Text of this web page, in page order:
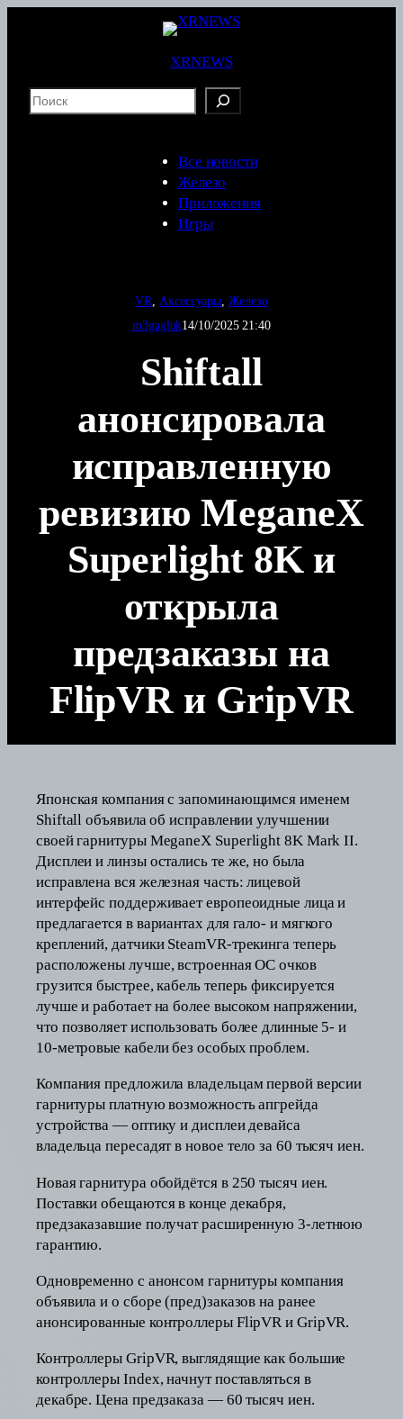
XRNEWS
Все новости
Железо
Приложения
Игры
VR, Аксессуары, Железо
m3gagluk14/10/2025 21:40
Shiftall
анонсировала
исправленную
ревизию MeganeX
Superlight 8K и
открыла
предзаказы на
FlipVR и GripVR
Японская компания с запоминающимся именем
Shiftall объявила об исправлении улучшении
своей гарнитуры MeganeX Superlight 8K Mark II.
Дисплеи и линзы остались те же, но была
исправлена вся железная часть: лицевой
интерфейс поддерживает европеоидные лица и
предлагается в вариантах для гало- и мягкого
креплений, датчики SteamVR-трекинга теперь
расположены лучше, встроенная ОС очков
грузится быстрее, кабель теперь фиксируется
лучше и работает на более высоком напряжении,
что позволяет использовать более длинные 5- и
10-метровые кабели без особых проблем.
Компания предложила владельцам первой версии
гарнитуры платную возможность апгрейда
устройства — оптику и дисплеи девайса
владельца пересадят в новое тело за 60 тысяч иен.
Новая гарнитура обойдётся в 250 тысяч иен.
Поставки обещаются в конце декабря,
предзаказавшие получат расширенную 3-летнюю
гарантию.
Одновременно с анонсом гарнитуры компания
объявила и о сборе (пред)заказов на ранее
анонсированные контроллеры FlipVR и GripVR.
Контроллеры GripVR, выглядящие как большие
контроллеры Index, начнут поставляться в
декабре. Цена предзаказа — 60 тысяч иен.